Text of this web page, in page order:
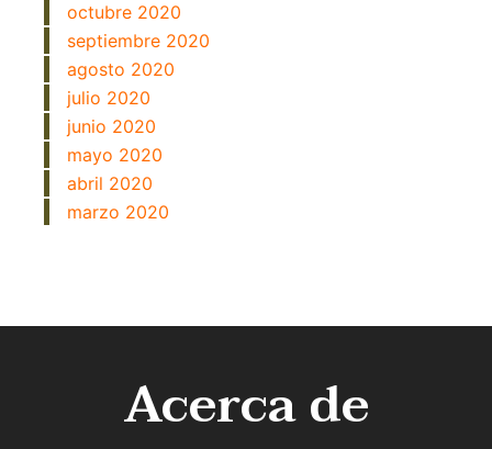
octubre 2020
septiembre 2020
agosto 2020
julio 2020
junio 2020
mayo 2020
abril 2020
marzo 2020
Acerca de